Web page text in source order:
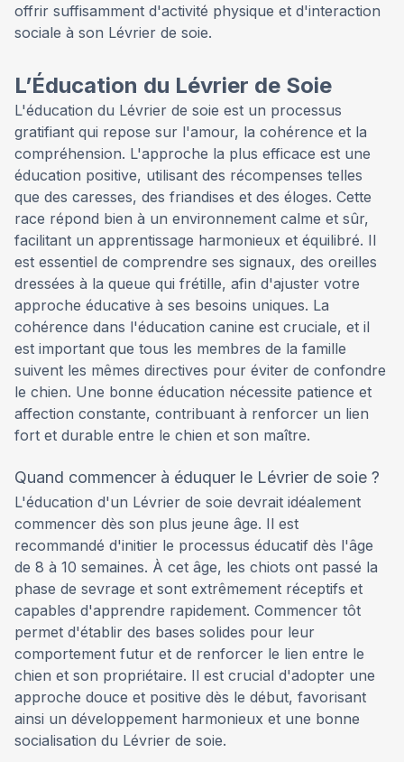
offrir suffisamment d'activité physique et d'interaction
sociale à son Lévrier de soie.
L’Éducation du Lévrier de Soie
L'éducation du Lévrier de soie est un processus
gratifiant qui repose sur l'amour, la cohérence et la
compréhension. L'approche la plus efficace est une
éducation positive, utilisant des récompenses telles
que des caresses, des friandises et des éloges. Cette
race répond bien à un environnement calme et sûr,
facilitant un apprentissage harmonieux et équilibré. Il
est essentiel de comprendre ses signaux, des oreilles
dressées à la queue qui frétille, afin d'ajuster votre
approche éducative à ses besoins uniques. La
cohérence dans l'éducation canine est cruciale, et il
est important que tous les membres de la famille
suivent les mêmes directives pour éviter de confondre
le chien. Une bonne éducation nécessite patience et
affection constante, contribuant à renforcer un lien
fort et durable entre le chien et son maître.
Quand commencer à éduquer le Lévrier de soie ?
L'éducation d'un Lévrier de soie devrait idéalement
commencer dès son plus jeune âge. Il est
recommandé d'initier le processus éducatif dès l'âge
de 8 à 10 semaines. À cet âge, les chiots ont passé la
phase de sevrage et sont extrêmement réceptifs et
capables d'apprendre rapidement. Commencer tôt
permet d'établir des bases solides pour leur
comportement futur et de renforcer le lien entre le
chien et son propriétaire. Il est crucial d'adopter une
approche douce et positive dès le début, favorisant
ainsi un développement harmonieux et une bonne
socialisation du Lévrier de soie.